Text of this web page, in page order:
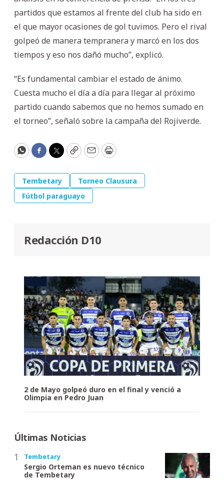
partidos que estamos al frente del club ha sido en
el que mayor ocasiones de gol tuvimos. Pero el rival
golpeó de manera tempranera y marcó en los dos
tiempos y eso nos dañó mucho”, explicó.
“Es fundamental cambiar el estado de ánimo.
Cuesta mucho el día a día para llegar al próximo
partido cuando sabemos que no hemos sumado en
el torneo”, señaló sobre la campaña del Rojiverde.
WhatsApp
Facebook
Twitter
CopyEmailPrint
Tembetary
Torneo Clausura
Fútbol paraguayo
Redacción D10
2 de Mayo golpeó duro en el final y venció a
Olimpia en Pedro Juan
Últimas Noticias
Tembetary
Sergio Orteman es nuevo técnico
de Tembetary